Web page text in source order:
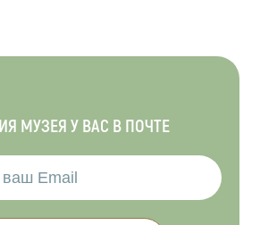
МУЗЕЯ У ВАС В ПОЧТЕ